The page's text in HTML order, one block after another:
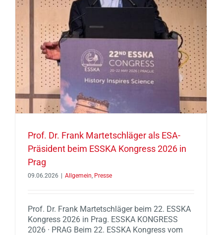
Prof. Dr. Frank Martetschläger als ESA-
Präsident beim ESSKA Kongress 2026 in
Prag
09.06.2026 Allgemein, Presse
Prof. Dr. Frank Martetschläger beim 22. ESSKA
Kongress 2026 in Prag. ESSKA KONGRESS
2026 · PRAG Beim 22. ESSKA Kongress vom